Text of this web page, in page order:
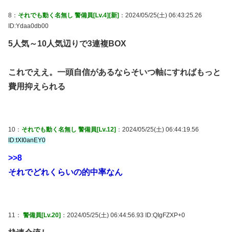
8： それでも動く名無し 警備員[Lv.4][新] ：2024/05/25(土) 06:43:25.26
ID:Ydaa0db00
5人気～10人気辺りで3連複BOX
これでええ。一頭自信があるならそいつ軸にすればもっと
費用抑えられる
10： それでも動く名無し 警備員[Lv.12] ：2024/05/25(土) 06:44:19.56
ID:tXI0anEY0
>>8
それでどれくらいの的中率なん
11： 警備員[Lv.20] ：2024/05/25(土) 06:44:56.93 ID:QIgFZXP+0